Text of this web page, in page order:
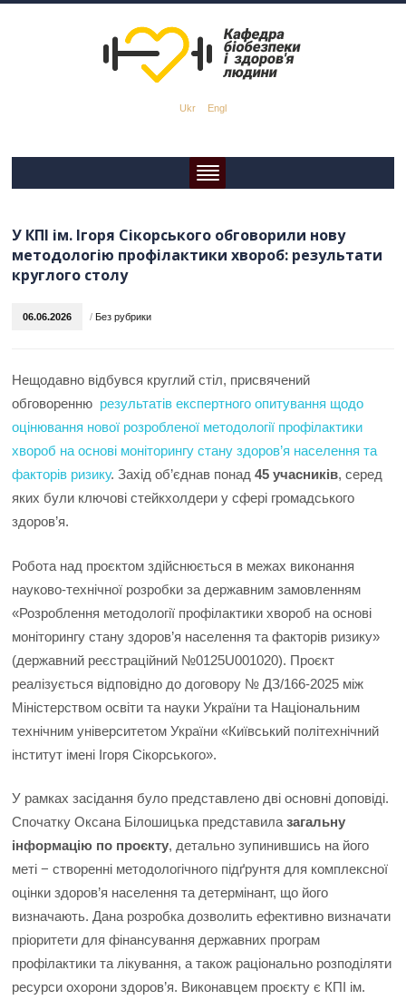
Ukr Engl
У КПІ ім. Ігоря Сікорського обговорили нову
методологію профілактики хвороб: результати
круглого столу
06.06.2026 / Без рубрики
Нещодавно відбувся круглий стіл, присвячений
обговоренню результатів експертного опитування щодо
оцінювання нової розробленої методології профілактики
хвороб на основі моніторингу стану здоров’я населення та
факторів ризику. Захід об’єднав понад45 учасників, серед
яких були ключові стейкхолдери у сфері громадського
здоров’я.
Робота над проєктом здійснюється в межах виконання
науково-технічної розробки за державним замовленням
«Розроблення методології профілактики хвороб на основі
моніторингу стану здоров’я населення та факторів ризику»
(державний реєстраційний №0125U001020). Проєкт
реалізується відповідно до договору № ДЗ/166-2025 між
Міністерством освіти та науки України та Національним
технічним університетом України «Київський політехнічний
інститут імені Ігоря Сікорського».
У рамках засідання було представлено дві основні доповіді.
Спочатку Оксана Білошицька представилазагальну
інформацію по проєкту, детально зупинившись на його
меті − створенні методологічного підґрунтя для комплексної
оцінки здоров’я населення та детермінант, що його
визначають. Дана розробка дозволить ефективно визначати
пріоритети для фінансування державних програм
профілактики та лікування, а також раціонально розподіляти
ресурси охорони здоров’я. Виконавцем проєкту є КПІ ім.